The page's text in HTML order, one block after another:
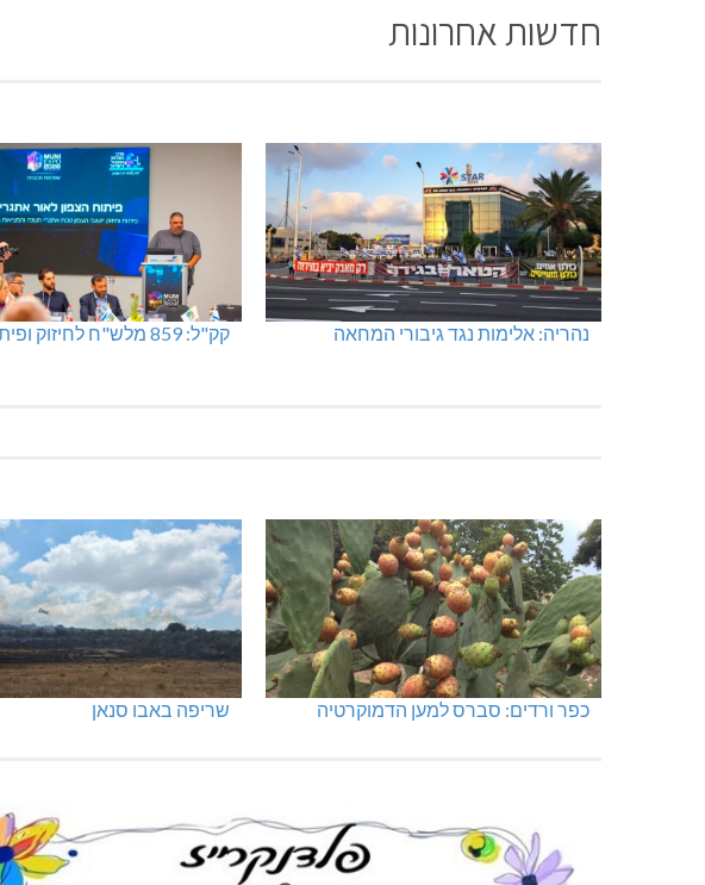
חדשות אחרונות
נהריה: אלימות נגד גיבורי המחאה קק"ל: 859 מלש"ח לחיזוק ופיתוח הצפון
כפר ורדים: סברס למען הדמוקרטיה שריפה באבו סנאן